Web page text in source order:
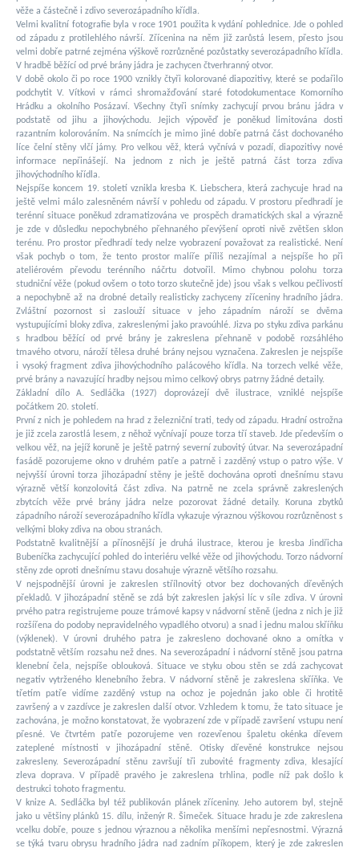
věže a částečně i zdivo severozápadního křídla.
Velmi kvalitní fotografie byla v roce 1901 použita k vydání pohlednice. Jde o pohled
od západu z protilehlého návrší. Zřícenina na něm již zarůstá lesem, přesto jsou
velmi dobře patrné zejména výškově rozrůzněné pozůstatky severozápadního křídla.
V hradbě běžící od prvé brány jádra je zachycen čtverhranný otvor.
V době okolo či po roce 1900 vznikly čtyři kolorované diapozitivy, které se podařilo
podchytit V. Vítkovi v rámci shromažďování staré fotodokumentace Komorního
Hrádku a okolního Posázaví. Všechny čtyři snímky zachycují prvou bránu jádra v
podstatě od jihu a jihovýchodu. Jejich výpověď je poněkud limitována dosti
razantním kolorováním. Na snímcích je mimo jiné dobře patrná část dochovaného
líce čelní stěny vlčí jámy. Pro velkou věž, která vyčnívá v pozadí, diapozitivy nové
informace nepřinášejí. Na jednom z nich je ještě patrná část torza zdiva
jihovýchodního křídla.
Nejspíše koncem 19. století vznikla kresba K. Liebschera, která zachycuje hrad na
ještě velmi málo zalesněném návrší v pohledu od západu. V prostoru předhradí je
terénní situace poněkud zdramatizována ve prospěch dramatických skal a výrazně
je zde v důsledku nepochybného přehnaného převýšení oproti nivě zvětšen sklon
terénu. Pro prostor předhradí tedy nelze vyobrazení považovat za realistické. Není
však pochyb o tom, že tento prostor malíře příliš nezajímal a nejspíše ho při
ateliérovém převodu terénního náčrtu dotvořil. Mimo chybnou polohu torza
studniční věže (pokud ovšem o toto torzo skutečně jde) jsou však s velkou pečlivostí
a nepochybně až na drobné detaily realisticky zachyceny zříceniny hradního jádra.
Zvláštní pozornost si zaslouží situace v jeho západním nároží se dvěma
vystupujícími bloky zdiva, zakreslenými jako pravoúhlé. Jizva po styku zdiva parkánu
s hradbou běžící od prvé brány je zakreslena přehnaně v podobě rozsáhlého
tmavého otvoru, nároží tělesa druhé brány nejsou vyznačena. Zakreslen je nejspíše
i vysoký fragment zdiva jihovýchodního palácového křídla. Na torzech velké věže,
prvé brány a navazující hradby nejsou mimo celkový obrys patrny žádné detaily.
Základní dílo A. Sedláčka (1927) doprovázejí dvě ilustrace, vzniklé nejspíše
počátkem 20. století.
První z nich je pohledem na hrad z železniční trati, tedy od západu. Hradní ostrožna
je již zcela zarostlá lesem, z něhož vyčnívají pouze torza tří staveb. Jde především o
velkou věž, na jejíž koruně je ještě patrný severní zubovitý útvar. Na severozápadní
fasádě pozorujeme okno v druhém patře a patrně i zazděný vstup o patro výše. V
nejvyšší úrovni torza jihozápadní stěny je ještě dochována oproti dnešnímu stavu
výrazně větší konzolovitá část zdiva. Na patrně ne zcela správně zakreslených
zbytcích věže prvé brány jádra nelze pozorovat žádné detaily. Koruna zbytků
západního nároží severozápadního křídla vykazuje výraznou výškovou rozrůzněnost s
velkými bloky zdiva na obou stranách.
Podstatně kvalitnější a přínosnější je druhá ilustrace, kterou je kresba Jindřicha
Bubeníčka zachycující pohled do interiéru velké věže od jihovýchodu. Torzo nádvorní
stěny zde oproti dnešnímu stavu dosahuje výrazně většího rozsahu.
V nejspodnější úrovni je zakreslen střílnovitý otvor bez dochovaných dřevěných
překladů. V jihozápadní stěně se zdá být zakreslen jakýsi líc v síle zdiva. V úrovni
prvého patra registrujeme pouze trámové kapsy v nádvorní stěně (jedna z nich je již
rozšířena do podoby nepravidelného vypadlého otvoru) a snad i jednu malou skříňku
(výklenek). V úrovni druhého patra je zakresleno dochované okno a omítka v
podstatně větším rozsahu než dnes. Na severozápadní i nádvorní stěně jsou patrna
klenební čela, nejspíše oblouková. Situace ve styku obou stěn se zdá zachycovat
negativ vytrženého klenebního žebra. V nádvorní stěně je zakreslena skříňka. Ve
třetím patře vidíme zazděný vstup na ochoz je pojednán jako oble či hrotitě
završený a v zazdívce je zakreslen další otvor. Vzhledem k tomu, že tato situace je
zachována, je možno konstatovat, že vyobrazení zde v případě završení vstupu není
přesné. Ve čtvrtém patře pozorujeme ven rozevřenou špaletu okénka dřevem
zateplené místnosti v jihozápadní stěně. Otisky dřevěné konstrukce nejsou
zakresleny. Severozápadní stěnu završují tři zubovité fragmenty zdiva, klesající
zleva doprava. V případě pravého je zakreslena trhlina, podle níž pak došlo k
destrukci tohoto fragmentu.
V knize A. Sedláčka byl též publikován plánek zříceniny. Jeho autorem byl, stejně
jako u většiny plánků 15. dílu, inženýr R. Šimeček. Situace hradu je zde zakreslena
vcelku dobře, pouze s jednou výraznou a několika menšími nepřesnostmi. Výrazná
se týká tvaru obrysu hradního jádra nad zadním příkopem, který je zde zakreslen